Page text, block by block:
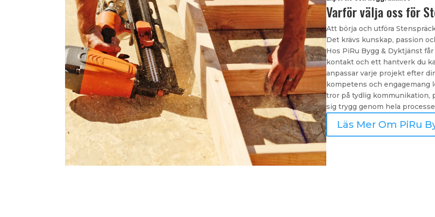
Varför välja oss för
Att börja och utföra
Det krävs kunskap, passion
Hos PiRu Bygg & Dyktjänst
kontakt och ett hantverk du
anpassar varje projekt efter
kompetens och engagemang
tror på tydlig kommunikation,
sig trygg genom hela
Läs Mer Om PiRu